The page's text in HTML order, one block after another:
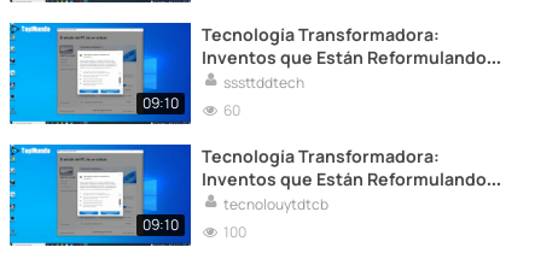
09:10
Tecnología Transformadora:
Inventos que Están Reformulando
Nuestro Mundo
sssttddtech
60
09:10
Tecnología Transformadora:
Inventos que Están Reformulando
Nuestro Mundo
tecnolouytdtcb
100